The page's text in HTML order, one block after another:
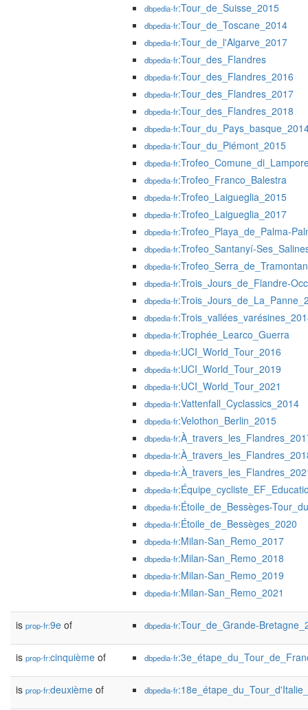
dbpedia-fr:Tour_de_Suisse_2015
dbpedia-fr:Tour_de_Toscane_2014
dbpedia-fr:Tour_de_l'Algarve_2017
dbpedia-fr:Tour_des_Flandres
dbpedia-fr:Tour_des_Flandres_2016
dbpedia-fr:Tour_des_Flandres_2017
dbpedia-fr:Tour_des_Flandres_2018
dbpedia-fr
dbpedia-fr:Tour_du_Piémont_2015
dbpedia-fr
dbpedia-fr:Trofeo_Franco_Balestra
dbpedia-fr:Trofeo_Laigueglia_2015
dbpedia-fr:Trofeo_Laigueglia_2017
dbpedia-fr:Trofeo_Playa_de_Palma-
dbpedia-fr:Trofeo_Santanyí-
dbpedia-fr
dbpedia-fr:Trois_Jours_de_Flandre-
dbpedia-fr
dbpedia-fr
dbpedia-fr:Trophée_Learco_Guerra
dbpedia-fr:UCI_World_Tour_2016
dbpedia-fr:UCI_World_Tour_2019
dbpedia-fr:UCI_World_Tour_2021
dbpedia-fr:Vattenfall_Cyclassics_2014
dbpedia-fr:Velothon_Berlin_2015
dbpedia-fr
dbpedia-fr
dbpedia-fr
dbpedia-fr
dbpedia-fr:Étoile_de_Bessèges-
dbpedia-fr:Étoile_de_Bessèges_2020
dbpedia-fr:Milan-San_Remo_2017
dbpedia-fr:Milan-San_Remo_2018
dbpedia-fr:Milan-San_Remo_2019
dbpedia-fr:Milan-San_Remo_2021
is prop-fr:9e of dbpedia-fr:Tour_de_Grande-
is prop-fr:cinquième of dbpedia-fr
is prop-fr:deuxième of dbpedia-fr